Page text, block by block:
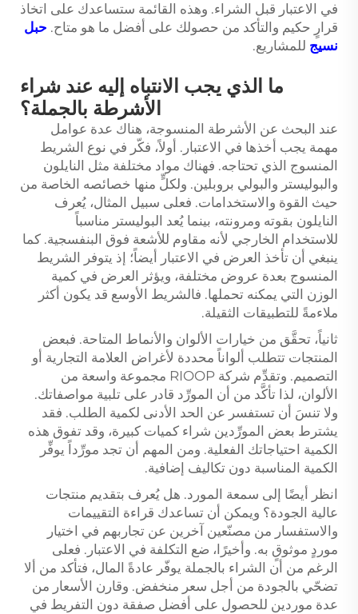
في الاعتبار قبل الشراء. وهذه القائمة ستساعدك على اتخاذ
قرارٍ حكيم والتأكد من حصولك على أفضل ما هو متاح. حبل
نسيج للمشاريع.
ما الذي يجب الانتباه إليه عند شراء
الأشرطة بالجملة؟
عند البحث عن الأشرطة المنسوجة، هناك عدة عوامل
مهمة يجب أخذها في الاعتبار. أولاً، فكّر في نوع الشريط
المنسوج الذي تحتاجه. فهناك مواد مختلفة مثل النايلون
والبوليستر والبولي بروبلين. ولكلٍّ منها خصائصه الخاصة من
حيث القوة والاستخدامات. فعلى سبيل المثال، يُعرف
النايلون بقوته ومرونته، بينما يُعد البوليستر مناسباً
للاستخدام الخارجي لأنه مقاوم للأشعة فوق البنفسجية. كما
ينبغي أن تأخذ العرض في الاعتبار أيضاً؛ إذ يتوفر الشريط
المنسوج بعدة عروض مختلفة، ويؤثر العرض في كمية
الوزن التي يمكنه تحملها. فالشريط الأوسع قد يكون أكثر
ملاءمةً للتطبيقات الثقيلة.
ثانياً، تحقَّق من خيارات الألوان والأنماط المتاحة. فبعض
المنتجات تتطلب ألواناً محددة لأغراض العلامة التجارية أو
التصميم. وتقدِّم شركة RIOOP مجموعة واسعة من
الألوان، لذا تأكَّد من أن المورِّد قادر على تلبية مواصفاتك.
ولا تنسَ أن تستفسر عن الحد الأدنى لكمية الطلب. فقد
يشترط بعض المورِّدين شراء كميات كبيرة، وقد تفوق هذه
الكمية احتياجاتك الفعلية. ومن المهم أن تجد مورِّداً يوفِّر
الكمية المناسبة دون تكاليف إضافية.
انظر أيضًا إلى سمعة المورد. هل يُعرف بتقديم منتجات
عالية الجودة؟ ويمكن أن تساعدك قراءة التقييمات
والاستفسار من مصنّعين آخرين عن تجاربهم في اختيار
موردٍ موثوقٍ به. وأخيرًا، ضع التكلفة في الاعتبار. فعلى
الرغم من أن الشراء بالجملة يوفّر عادةً المال، فتأكد من ألا
تضحّي بالجودة من أجل سعر منخفض. وقارن الأسعار من
عدة موردين للحصول على أفضل صفقة دون التفريط في